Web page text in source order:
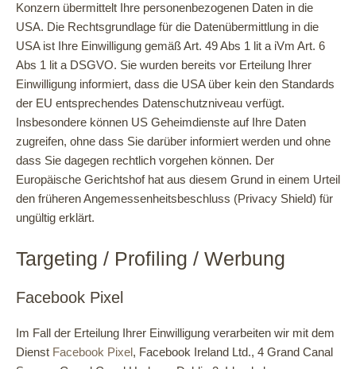
Konzern übermittelt Ihre personenbezogenen Daten in die
USA. Die Rechtsgrundlage für die Datenübermittlung in die
USA ist Ihre Einwilligung gemäß Art. 49 Abs 1 lit a iVm Art. 6
Abs 1 lit a DSGVO. Sie wurden bereits vor Erteilung Ihrer
Einwilligung informiert, dass die USA über kein den Standards
der EU entsprechendes Datenschutzniveau verfügt.
Insbesondere können US Geheimdienste auf Ihre Daten
zugreifen, ohne dass Sie darüber informiert werden und ohne
dass Sie dagegen rechtlich vorgehen können. Der
Europäische Gerichtshof hat aus diesem Grund in einem Urteil
den früheren Angemessenheitsbeschluss (Privacy Shield) für
ungültig erklärt.
Targeting / Profiling / Werbung
Facebook Pixel
Im Fall der Erteilung Ihrer Einwilligung verarbeiten wir mit dem
Dienst Facebook Pixel , Facebook Ireland Ltd., 4 Grand Canal